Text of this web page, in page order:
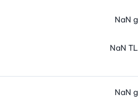
NaN g
NaN TL
NaN g